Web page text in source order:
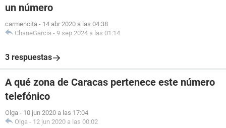
un número
carmencita - 14 abr 2020 a las 04:38
ChaneGarcia - 9 sep 2024 a las 01:14
3 respuestas
A qué zona de Caracas pertenece este número
telefónico
Olga - 10 jun 2020 a las 17:04
Olga - 12 jun 2020 a las 00:02